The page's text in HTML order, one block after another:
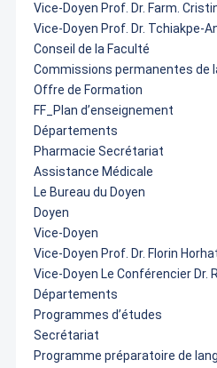
Vice-Doyen Prof. Dr. Farm.
Vice-Doyen Prof. Dr. Tchiakpe-
Conseil de la Faculté
Commissions permanentes de
Offre de Formation
FF_Plan d’enseignement
Départements
Pharmacie Secrétariat
Assistance Médicale
Le Bureau du Doyen
Doyen
Vice-Doyen
Vice-Doyen Prof. Dr. Florin
Vice-Doyen Le Conférencier Dr.
Départements
Programmes d’études
Secrétariat
Programme préparatoire de